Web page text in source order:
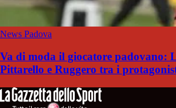
News Padova
Va di moda il giocatore padovano:
Pittarello e Ruggero tra i